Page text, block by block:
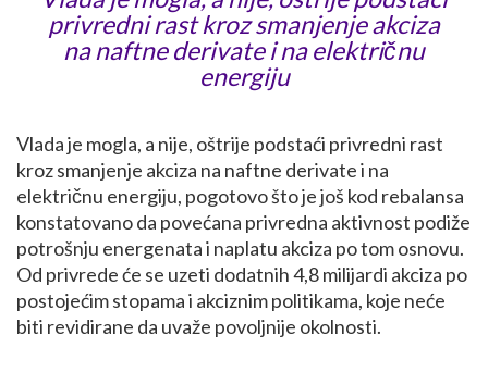
privredni rast kroz smanjenje akciza
na naftne derivate i na električnu
energiju
Vlada je mogla, a nije, oštrije podstaći privredni rast
kroz smanjenje akciza na naftne derivate i na
električnu energiju, pogotovo što je još kod rebalansa
konstatovano da povećana privredna aktivnost podiže
potrošnju energenata i naplatu akciza po tom osnovu.
Od privrede će se uzeti dodatnih 4,8 milijardi akciza po
postojećim stopama i akciznim politikama, koje neće
biti revidirane da uvaže povoljnije okolnosti.